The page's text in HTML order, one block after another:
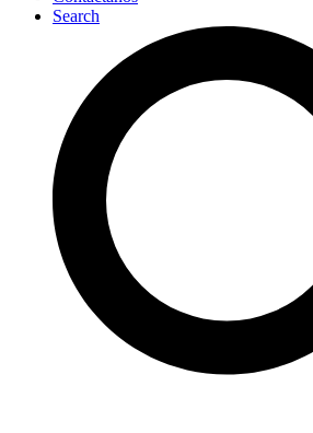
Search